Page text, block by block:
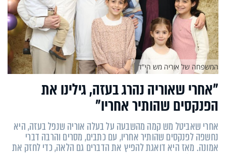
"אחרי שאוריה נהרג בעזה, גילינו את
הפנקסים שהותיר אחריו"
אחרי שאביטל מש קמה מהשבעה על בעלה אוריה שנפל בעזה, היא
נחשפה לפנקסים שהותיר אחריו, עם כתבים, מסרים והרבה דברי
אמונה. מאז היא דואגת להפיץ את הדברים גם הלאה, כדי לחזק את
המשפחה של אוריה מש הי"ד